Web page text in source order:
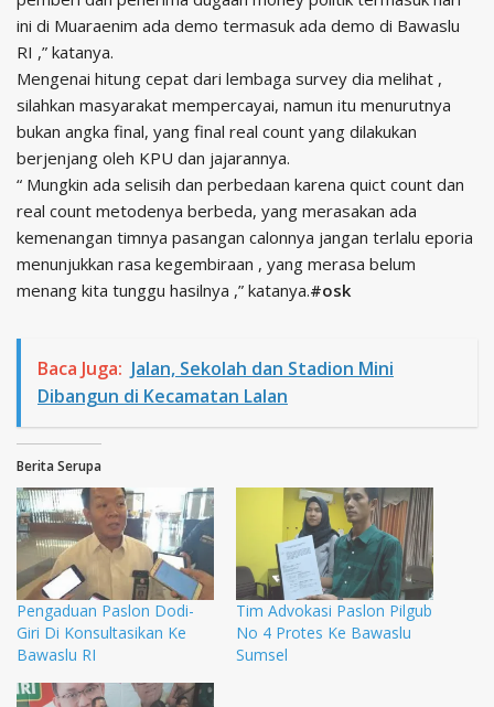
ini di Muaraenim ada demo termasuk ada demo di Bawaslu
RI ,” katanya.
Mengenai hitung cepat dari lembaga survey dia melihat ,
silahkan masyarakat mempercayai, namun itu menurutnya
bukan angka final, yang final real count yang dilakukan
berjenjang oleh KPU dan jajarannya.
“ Mungkin ada selisih dan perbedaan karena quict count dan
real count metodenya berbeda, yang merasakan ada
kemenangan timnya pasangan calonnya jangan terlalu eporia
menunjukkan rasa kegembiraan , yang merasa belum
menang kita tunggu hasilnya ,” katanya.#osk
Baca Juga: Jalan, Sekolah dan Stadion Mini
Dibangun di Kecamatan Lalan
Berita Serupa
Pengaduan Paslon Dodi-
Giri Di Konsultasikan Ke
Bawaslu RI
Tim Advokasi Paslon Pilgub
No 4 Protes Ke Bawaslu
Sumsel